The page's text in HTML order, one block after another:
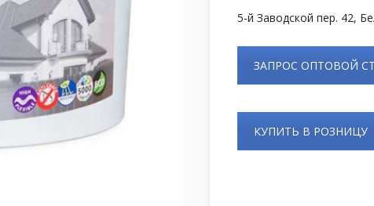
5-й Заводской пер. 42,
ЗАПРОС ОПТОВОЙ
КУПИТЬ В РОЗНИЦУ